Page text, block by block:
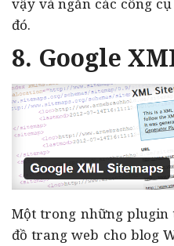
đó.
8. Google
Một trong những plugin
đồ trang web cho blog